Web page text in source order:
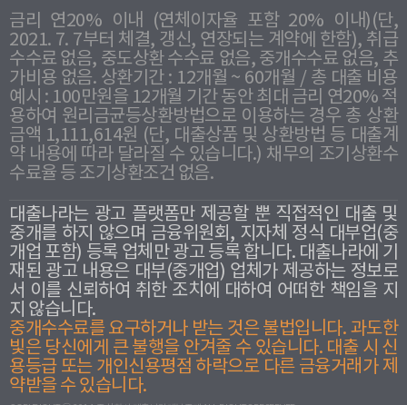
금리 연20% 이내 (연체이자율 포함 20% 이내)(단,
2021. 7. 7부터 체결, 갱신, 연장되는 계약에 한함), 취급
수수료 없음, 중도상환 수수료 없음, 중개수수료 없음, 추
가비용 없음. 상환기간 : 12개월 ~ 60개월 / 총 대출 비용
예시 : 100만원을 12개월 기간 동안 최대 금리 연20% 적
용하여 원리금균등상환방법으로 이용하는 경우 총 상환
금액 1,111,614원 (단, 대출상품 및 상환방법 등 대출계
약 내용에 따라 달라질 수 있습니다.) 채무의 조기상환수
수료율 등 조기상환조건 없음.
대출나라는 광고 플랫폼만 제공할 뿐 직접적인 대출 및
중개를 하지 않으며 금융위원회, 지자체 정식 대부업(중
개업 포함) 등록 업체만 광고 등록 합니다. 대출나라에 기
재된 광고 내용은 대부(중개업) 업체가 제공하는 정보로
서 이를 신뢰하여 취한 조치에 대하여 어떠한 책임을 지
지 않습니다.
중개수수료를 요구하거나 받는 것은 불법입니다. 과도한
빛은 당신에게 큰 불행을 안겨줄 수 있습니다. 대출 시 신
용등급 또는 개인신용평점 하락으로 다른 금융거래가 제
약받을 수 있습니다.